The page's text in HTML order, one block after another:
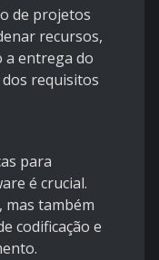
de projetos
recursos,
a entrega do
requisitos
para
é crucial.
mas também
codificação e